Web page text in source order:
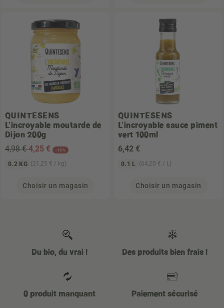
QUINTESENS
L'incroyable moutarde de
Dijon 200g
4,98 €4,25 € -15%
0.2 KG (21,25 € / kg)
Choisir un magasin
QUINTESENS
L'incroyable sauce piment
vert 100ml
6,42 €
0.1 L (64,20 € / L)
Choisir un magasin
Du bio, du vrai ! Des produits bien frais !
0 produit manquant Paiement sécurisé